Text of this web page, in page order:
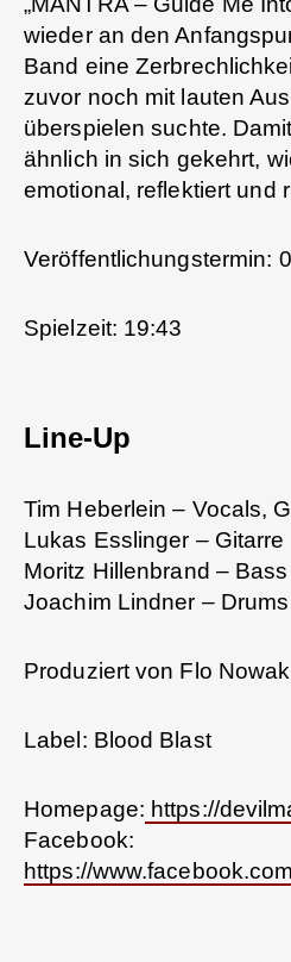
wieder an den
Band eine
zuvor noch mit lauten
überspielen suchte.
ähnlich in sich gekehrt,
emotional, reflektiert und
Veröffentlichungstermin:
Spielzeit: 19:43
Line-Up
Tim Heberlein – Vocals,
Lukas Esslinger – Gitarre
Moritz Hillenbrand – Bass
Joachim Lindner – Drums
Produziert von Flo Nowak
Label: Blood Blast
Homepage: https://
Facebook:
https://